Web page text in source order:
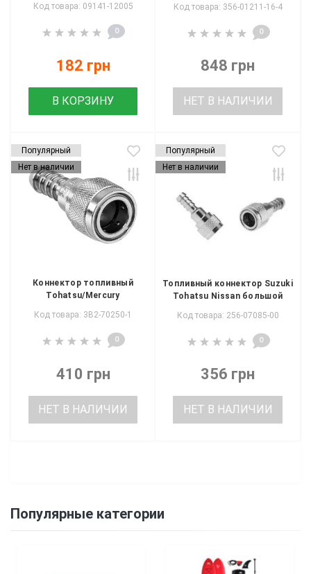
Код товара: 09141-12005
0
182 грн
В КОРЗИНУ
Код товара: 356-01211-16-4
0
848 грн
НЕТ В НАЛИЧИИ
Популярный
Нет в наличии
Коннектор топливный
Tohatsu/Mercury
Код товара: 3B2-70250-1
0
410 грн
НЕТ В НАЛИЧИИ
Популярный
Нет в наличии
Топливный коннектор Suzuki
Tohatsu Nissan большой
Код товара: 256-07085-00
0
356 грн
НЕТ В НАЛИЧИИ
Популярные категории